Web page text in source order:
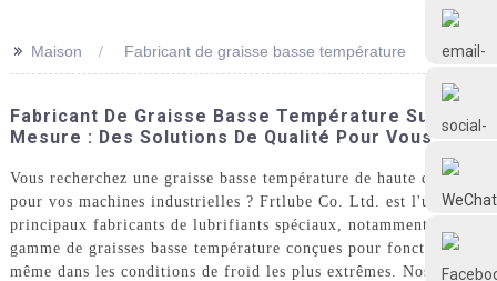
Frtlube
>> Maison Fabricant de graisse basse température
Fabricant De Graisse Basse Température Sur
Mesure : Des Solutions De Qualité Pour Vous
Vous recherchez une graisse basse température de haute qualité
pour vos machines industrielles ? Frtlube Co. Ltd. est l'un des
principaux fabricants de lubrifiants spéciaux, notamment une
gamme de graisses basse température conçues pour fonctionner
même dans les conditions de froid les plus extrêmes. Nos